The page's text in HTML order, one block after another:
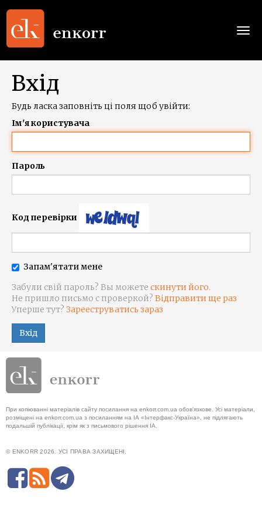
Вхід
Будь ласка заповніть ці поля щоб увійти:
Ім'я користувача
Пароль
Код перевірки
Запам'ятати мене
Забули свій пароль? Вы можете скинути його.
Не пришло письмо с проверкой? Відправити ще раз
Уперше тут? Зарееструватись зараз
Вхід
При копіюванні матеріалів сайту посилання на enkorr.com.ua обов'язкове. Усі матеріали,
розміщені на enkorr.com.ua з посиланням на ІА «Інтерфакс-Україна», не підлягають
подальшій публікації, крім як з письмового рішення ІА.
© ENKORR 2026. УСІ ПРАВА ЗАХИЩЕНІ.